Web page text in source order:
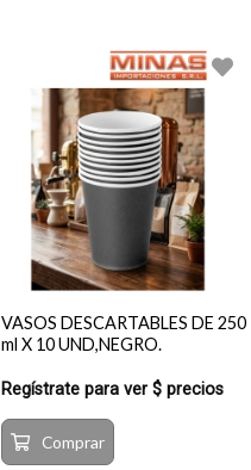
VASOS DESCARTABLES DE 250
ml X 10 UND,NEGRO.
Regístrate para ver $ precios
Comprar